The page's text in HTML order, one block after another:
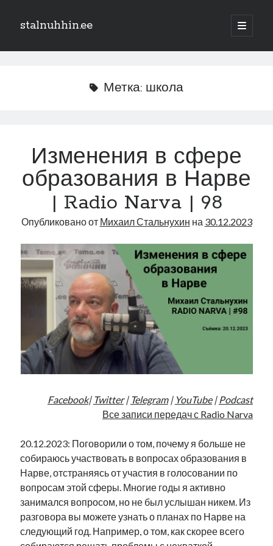
stalnuhhin.ee
отрыть
Боковая
В мире
Интеграция
Интервью
Нарва и северо-восток
Образование
Парламент и правительство
Фотографии
Экономика
Эстония и Россия
Метки
radio narva takinada андрус ансип
выборы высказывание
евросоюз
интервью история кабинетные истории
катри райк кая каллас книга маська нарва
нацменьшинства образование обучение эстонскому
памятники парад клоунов парламент партия поводырь
подкаст потеряны данные программа
Метка: школа
Изменения в сфере
образования в Нарве
| Radio Narva | 98
Опубликовано от Михаил Стальнухин на 30.12.2023
Facebook| Twitter| Telegram| YouTube| Podcast
Все записи передач с Radio Narva
20.12.2023: Поговорили о том, почему я больше не
собираюсь участвовать в вопросах образования в
Нарве, отстраняясь от участия в голосовании по
вопросам этой сферы. Многие годы я активно
занимался вопросом, но не был услышан никем. Из
разговора вы можете узнать о планах по Нарве на
следующий год. Например, о том, как скорее всего